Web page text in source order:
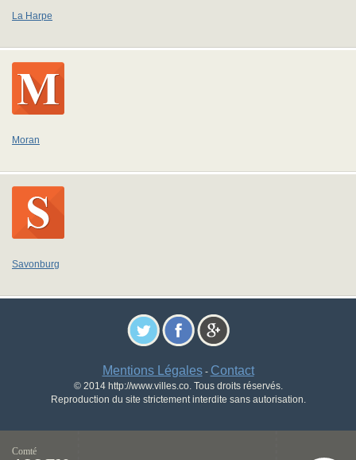
La Harpe
Moran
Savonburg
Mentions Légales- Contact
© 2014 http://www.villes.co. Tous droits réservés.
Reproduction du site strictement interdite sans autorisation.
Comté